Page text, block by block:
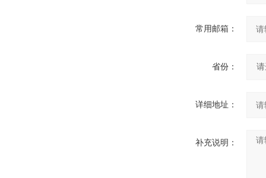
常用邮箱：
省份：
详细地址：
补充说明：